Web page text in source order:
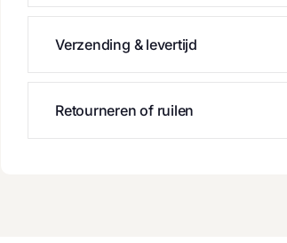
Verzending & levertijd
Retourneren of ruilen